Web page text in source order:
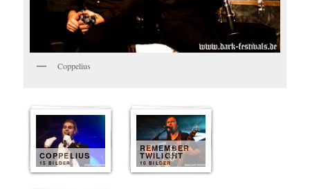
Coppelius
COPPELIUS
15 BILDER
REMEMBER
TWILIGHT
10 BILDER